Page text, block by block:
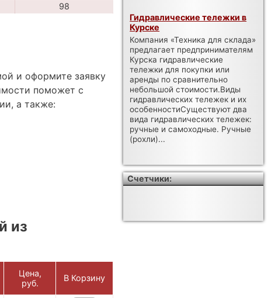
98
и оформите заявку
поможет с
а также:
из
Цена,
руб.
В Корзину
Гидравлические тележки в
Курске
Компания «Техника для склада»
предлагает предпринимателям
Курска гидравлические
тележки для покупки или
аренды по сравнительно
небольшой стоимости.Виды
гидравлических тележек и их
особенностиСуществуют два
вида гидравлических тележек:
ручные и самоходные. Ручные
(рохли)...
Счетчики: